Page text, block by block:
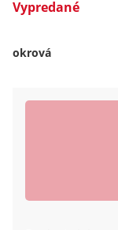
Vypredané
okrová